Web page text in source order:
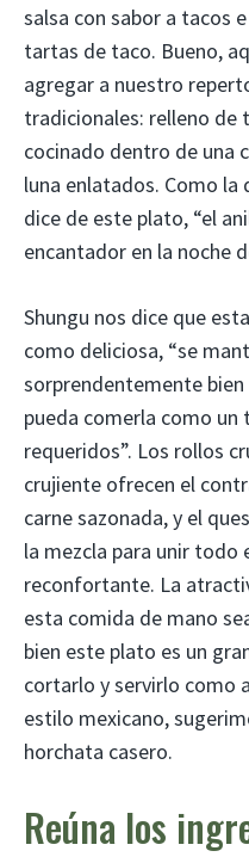
salsa con sabor a tacos
tartas de taco. Bueno,
agregar a nuestro
tradicionales: relleno de
cocinado dentro de una
luna enlatados. Como la
dice de este plato, “el
encantador en la noche
Shungu nos dice que
como deliciosa, “se
sorprendentemente
pueda comerla como un
requeridos”. Los rollos
crujiente ofrecen el
carne sazonada, y el
la mezcla para unir todo
reconfortante. La
esta comida de mano
bien este plato es un
cortarlo y servirlo como
estilo mexicano,
horchata casero.
Reúna los